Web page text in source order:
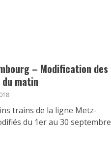
– Modification des
matin
trains de la ligne Metz-
du 1er au 30 septembre